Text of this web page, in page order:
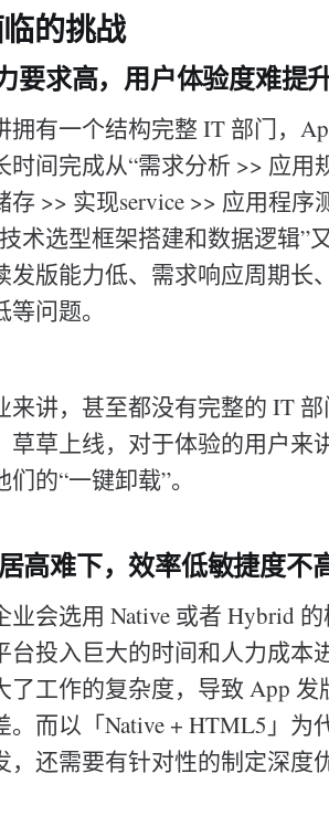
的挑战
要求高，用户体验度难提
拥有一个结构完整 IT 部门，
时间完成从“需求分析 >> 应用
存 >> 实现service >> 应用程
术选型框架搭建和数据逻辑”
发版能力低、需求响应周期长
问题。
来讲，甚至都没有完整的 IT
草草上线，对于体验的用户来
的“一键卸载”。
高难下，效率低敏捷度不
业会选用 Native 或者 Hybrid
台投入巨大的时间和人力成本
了工作的复杂度，导致 App
。而以「Native + HTML5」为
，还需要有针对性的制定深度